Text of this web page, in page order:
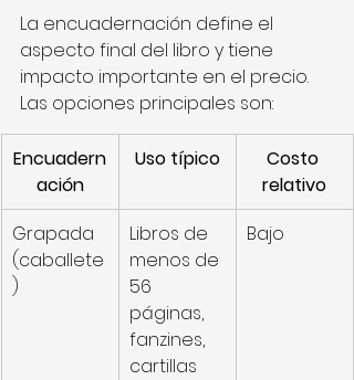
La encuadernación define el
aspecto final del libro y tiene
impacto importante en el precio.
Las opciones principales son:
Encuadern
ación
Uso típico
Costo
relativo
Grapada
(caballete
)
Libros de
menos de
56
páginas,
fanzines,
cartillas
Bajo